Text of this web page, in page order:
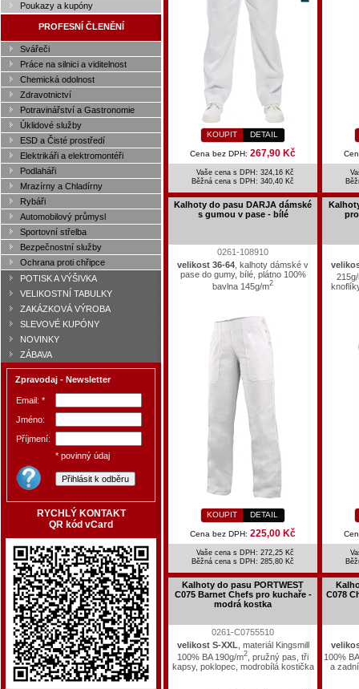
Poukazy a kupóny
PROFESNÍ ČLENĚNÍ
Svářeči
Práce na silnici a viditelnost
Chemická odolnost
Zdravotnictví
Potravinářství a Gastronomie
Úklidové služby
ESD a Čisté prostředí
Elektrikáři a elektromontéři
Podlaháři
Mrazírny a Chladírny
Rybáři
Automobilový průmysl
Sportovní střelba
Bezpečnostní služby
Ochrana proti chřipce
POTISK A VÝŠIVKA
VELIKOSTNÍ TABULKY
ZAKÁZKOVÁ VÝROBA
SLEVOVÉ KUPÓNY
NOVINKY
ZÁBAVA
Zpravodaj - Newsletter
Email: *
Jméno:
Příjmení:
* povinný údaj
RYCHLÝ KONTAKT
QR kód vCard
KOUPIT DETAIL
Cena bez DPH: 267,90 Kč
Vaše cena s DPH: 324,16 Kč
Běžná cena s DPH: 340,40 Kč
Kalhoty do pasu DARJA dámské
s gumou v pase - bílé
0261-108910
velikost 36-64 , kalhoty dámské v
pase do gumy, bílé, plátno 100%
bavlna 145g/m2
KOUPIT DETAIL
Cena bez DPH: 225,00 Kč
Vaše cena s DPH: 272,25 Kč
Běžná cena s DPH: 285,80 Kč
Kalhoty do pasu PORTWEST
C075 Barnet Chefs pro kuchaře -
modrá kostka
0261-C0755510
velikost S-XXL , materiál Kingsmill
100% BA 190g/m2 , pružný pas, tři
kapsy, poklopec, modrobílá kostička
C078
100%
a